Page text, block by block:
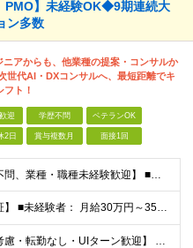
PMO】未経験OK◆9期連続大
ン多数
ニアからも、他業種の提案・コンサルか
世代AI・DXコンサルへ、最短距離でキ
フト！
迎 学歴不問 ベテランOK
2日 賞与複数月 面接1回
【学歴・年齢不問、業種・職種未経験歓迎】 ■何らかの社会人経験がある方（3年以上） ※前職のご経験やITエンジニア経験を活かして コンサルタントやPMOなどに挑戦したい方歓迎！ ★入社前面談・アンケ
【前職給与保証】 ■未経験者： 月給30万円～35万円 ■ローキャリア（経験目安1年程度）： 月給35万円～40万円 ■経験者（経験目安3年以上）： 月給40万円～60万円 ■即戦力（経験目安5年以上
【希望勤務地考慮・転勤なし・UIターン歓迎】 本社（東京都新宿区大京町）および首都圏の勤務先 ★リモートワーク応相談 ★上京を希望する地方在住者の方も大歓迎！ ★横浜に営業拠点開設 神奈川県内や神